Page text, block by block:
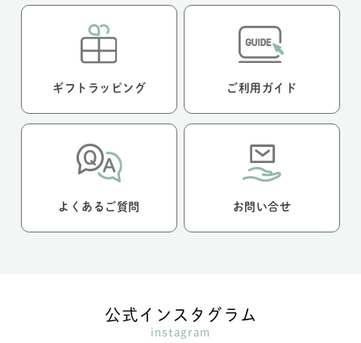
ギフトラッピング ご利用ガイド
よくあるご質問 お問い合せ
公式インスタグラム
instagram